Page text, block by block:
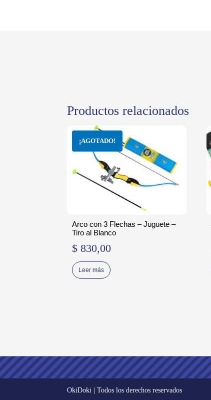
Productos relacionados
Arco con 3 Flechas – Juguete –
Tiro al Blanco
$ 830,00
Leer más
OkiDoki | Todos los derechos reservados